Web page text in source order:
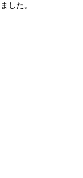
した。